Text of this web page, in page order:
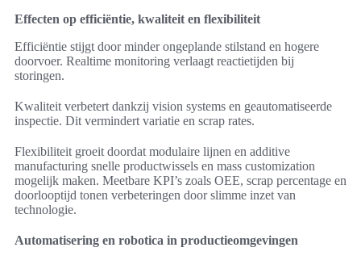
Effecten op efficiëntie, kwaliteit en flexibiliteit
Efficiëntie stijgt door minder ongeplande stilstand en hogere
doorvoer. Realtime monitoring verlaagt reactietijden bij
storingen.
Kwaliteit verbetert dankzij vision systems en geautomatiseerde
inspectie. Dit vermindert variatie en scrap rates.
Flexibiliteit groeit doordat modulaire lijnen en additive
manufacturing snelle productwissels en mass customization
mogelijk maken. Meetbare KPI’s zoals OEE, scrap percentage en
doorlooptijd tonen verbeteringen door slimme inzet van
technologie.
Automatisering en robotica in productieomgevingen